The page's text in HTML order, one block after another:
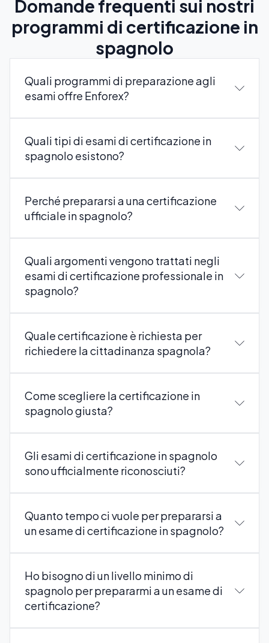
Domande frequenti sui nostri
programmi di certificazione in
spagnolo
Quali programmi di preparazione agli
esami offre Enforex?
Quali tipi di esami di certificazione in
spagnolo esistono?
Perché prepararsi a una certificazione
ufficiale in spagnolo?
Quali argomenti vengono trattati negli
esami di certificazione professionale in
spagnolo?
Quale certificazione è richiesta per
richiedere la cittadinanza spagnola?
Come scegliere la certificazione in
spagnolo giusta?
Gli esami di certificazione in spagnolo
sono ufficialmente riconosciuti?
Quanto tempo ci vuole per prepararsi a
un esame di certificazione in spagnolo?
Ho bisogno di un livello minimo di
spagnolo per prepararmi a un esame di
certificazione?